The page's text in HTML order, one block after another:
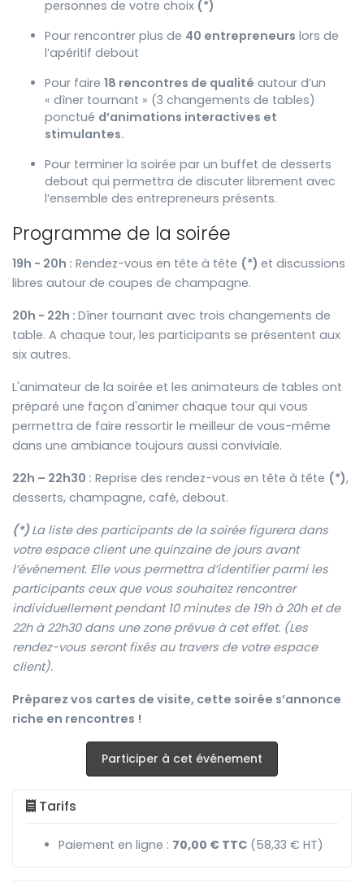
personnes de votre choix (*)
Pour rencontrer plus de 40 entrepreneurs lors de
l’apéritif debout
Pour faire 18 rencontres de qualité autour d’un
« dîner tournant » (3 changements de tables)
ponctué d’animations interactives et
stimulantes.
Pour terminer la soirée par un buffet de desserts
debout qui permettra de discuter librement avec
l’ensemble des entrepreneurs présents.
Programme de la soirée
19h - 20h : Rendez-vous en tête à tête (*) et discussions
libres autour de coupes de champagne.
20h - 22h : Dîner tournant avec trois changements de
table. A chaque tour, les participants se présentent aux
six autres.
L'animateur de la soirée et les animateurs de tables ont
préparé une façon d'animer chaque tour qui vous
permettra de faire ressortir le meilleur de vous-même
dans une ambiance toujours aussi conviviale.
22h – 22h30 : Reprise des rendez-vous en tête à tête (*),
desserts, champagne, café, debout.
(*) La liste des participants de la soirée figurera dans
votre espace client une quinzaine de jours avant
l’événement. Elle vous permettra d’identifier parmi les
participants ceux que vous souhaitez rencontrer
individuellement pendant 10 minutes de 19h à 20h et de
22h à 22h30 dans une zone prévue à cet effet. (Les
rendez-vous seront fixés au travers de votre espace
client).
Préparez vos cartes de visite, cette soirée s’annonce
riche en rencontres !
Participer à cet événement
Tarifs
Paiement en ligne : 70,00 € TTC (58,33 € HT)